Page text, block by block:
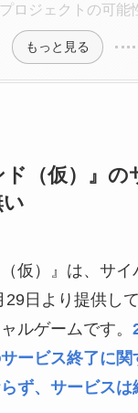
ロジェクトの可能
もっと見る
ド（仮）』の
仮）』は、サ
29日より提供し
ルゲームです。
ービス終了に関
ず、サービスは